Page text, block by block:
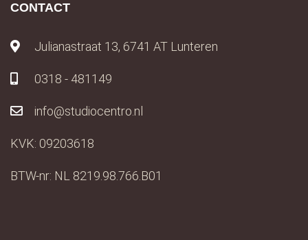
CONTACT
Julianastraat 13, 6741 AT Lunteren
0318 - 481149
info@studiocentro.nl
KVK: 09203618
BTW-nr: NL 8219.98.766.B01